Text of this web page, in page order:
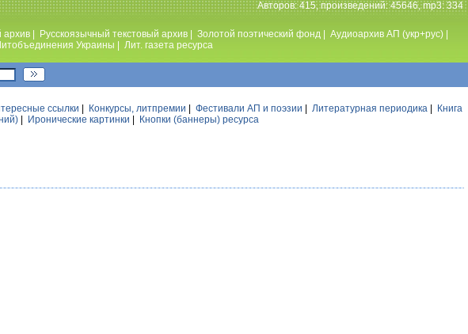
Авторов: 415, произведений: 45646, mp3: 334
архив Русскоязычный текстовый архив Золотой поэтический фонд Аудиоархив АП (укр+рус)
Украины Лит. газета ресурса
ссылки Конкурсы, литпремии Фестивали АП и поэзии Литературная периодика
Книга
Иронические картинки Кнопки (баннеры) ресурса